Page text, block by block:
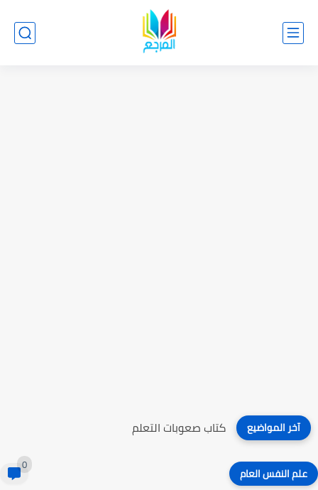
آخر المواضيع كتاب مذاهب وطرائق في تعليم اللغات
علم النفس العام 0